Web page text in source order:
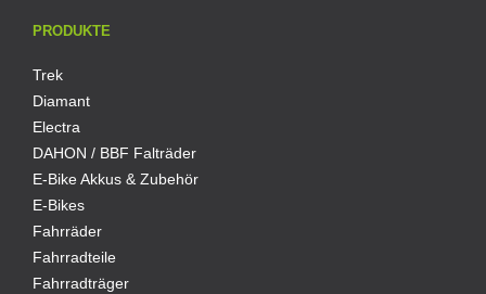
PRODUKTE
Trek
Diamant
Electra
DAHON / BBF Falträder
E-Bike Akkus & Zubehör
E-Bikes
Fahrräder
Fahrradteile
Fahrradträger